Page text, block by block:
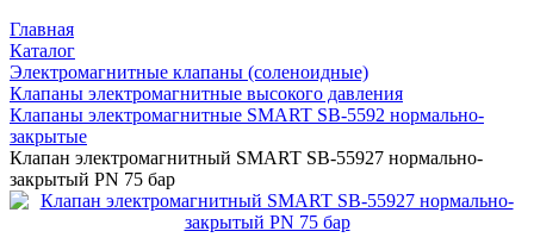
Главная
Каталог
Электромагнитные клапаны (соленоидные)
Клапаны электромагнитные высокого давления
Клапаны электромагнитные SMART SB-5592 нормально-
закрытые
Клапан электромагнитный SMART SB-55927 нормально-
закрытый PN 75 бар